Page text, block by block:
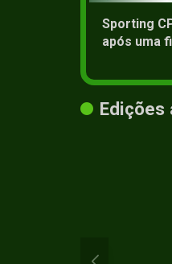
Sporting
após uma
Edições